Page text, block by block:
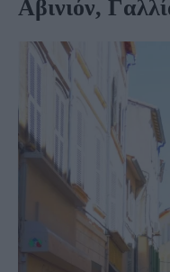
Αβινιόν,